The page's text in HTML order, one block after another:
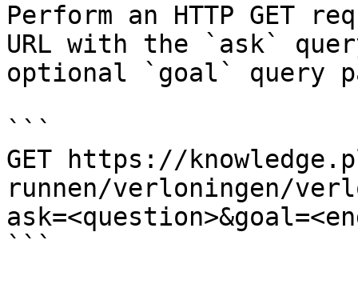
Perform an HTTP GET
URL with the `ask`
optional `goal` query
```
GET https://
runnen/verloningen/
```